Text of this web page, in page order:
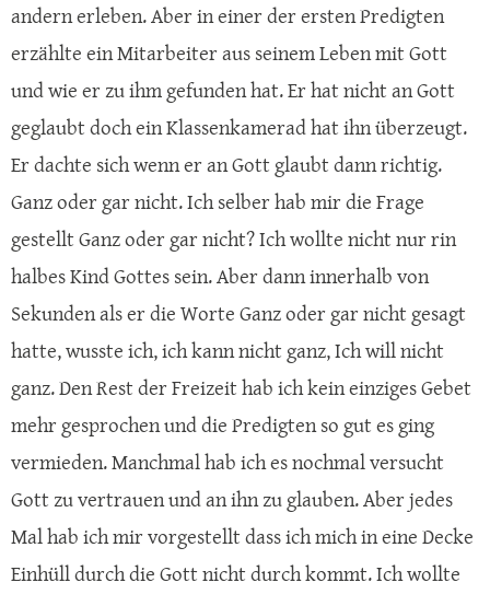
andern erleben. Aber in einer der ersten Predigten
erzählte ein Mitarbeiter aus seinem Leben mit Gott
und wie er zu ihm gefunden hat. Er hat nicht an Gott
geglaubt doch ein Klassenkamerad hat ihn überzeugt.
Er dachte sich wenn er an Gott glaubt dann richtig.
Ganz oder gar nicht. Ich selber hab mir die Frage
gestellt Ganz oder gar nicht? Ich wollte nicht nur rin
halbes Kind Gottes sein. Aber dann innerhalb von
Sekunden als er die Worte Ganz oder gar nicht gesagt
hatte, wusste ich, ich kann nicht ganz, Ich will nicht
ganz. Den Rest der Freizeit hab ich kein einziges Gebet
mehr gesprochen und die Predigten so gut es ging
vermieden. Manchmal hab ich es nochmal versucht
Gott zu vertrauen und an ihn zu glauben. Aber jedes
Mal hab ich mir vorgestellt dass ich mich in eine Decke
Einhüll durch die Gott nicht durch kommt. Ich wollte